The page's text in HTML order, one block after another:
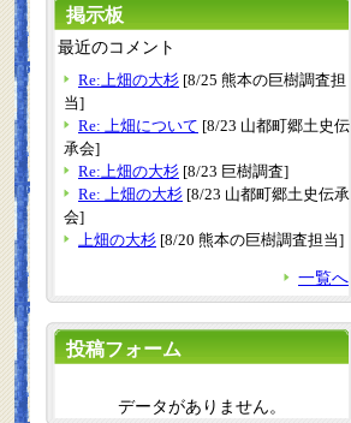
掲示板
最近のコメント
Re:上畑の大杉 [8/25 熊本の巨樹調査担
当]
Re: 上畑について [8/23 山都町郷土史伝
承会]
Re:上畑の大杉 [8/23 巨樹調査]
Re: 上畑の大杉 [8/23 山都町郷土史伝承
会]
上畑の大杉 [8/20 熊本の巨樹調査担当]
一覧へ
投稿フォーム
データがありません。